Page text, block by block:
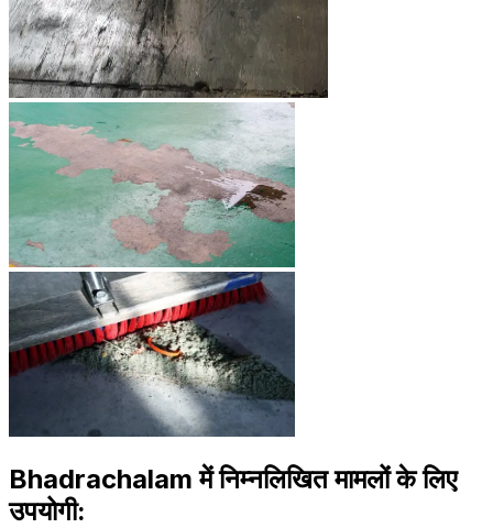
Bhadrachalam में निम्नलिखित मामलों के लिए
उपयोगी: